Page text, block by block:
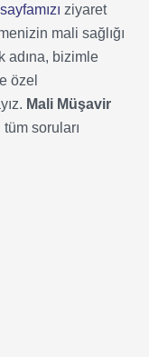
ziyaret
mali sağlığı
adına, bizimle
özel
Mali Müşavir
soruları